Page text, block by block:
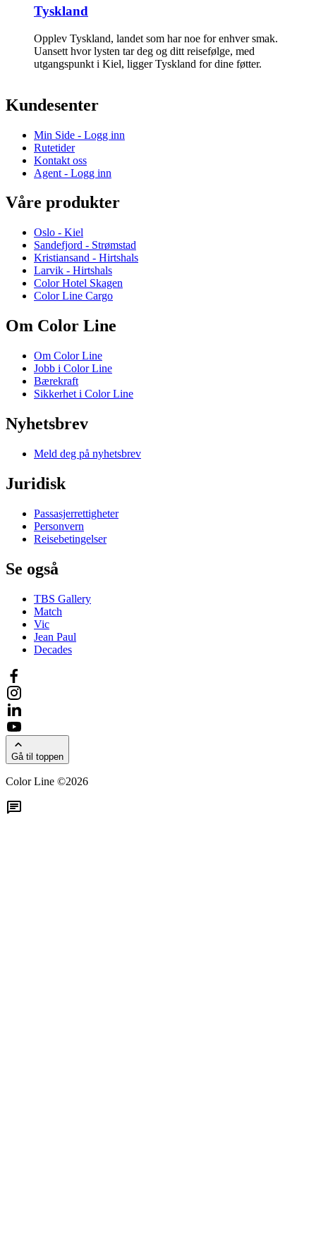
Tyskland
Opplev Tyskland, landet som har noe for enhver smak.
Uansett hvor lysten tar deg og ditt reisefølge, med
utgangspunkt i Kiel, ligger Tyskland for dine føtter.
Kundesenter
Min Side - Logg inn
Rutetider
Kontakt oss
Agent - Logg inn
Våre produkter
Oslo - Kiel
Sandefjord - Strømstad
Kristiansand - Hirtshals
Larvik - Hirtshals
Color Hotel Skagen
Color Line Cargo
Om Color Line
Om Color Line
Jobb i Color Line
Bærekraft
Sikkerhet i Color Line
Nyhetsbrev
Meld deg på nyhetsbrev
Juridisk
Passasjerrettigheter
Personvern
Reisebetingelser
Se også
TBS Gallery
Match
Vic
Jean Paul
Decades
Gå til toppen
Color Line ©2026